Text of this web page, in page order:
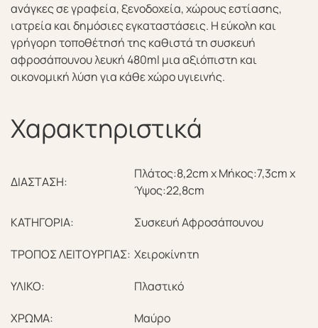
ανάγκες σε γραφεία, ξενοδοχεία, χώρους εστίασης,
ιατρεία και δημόσιες εγκαταστάσεις. Η εύκολη και
γρήγορη τοποθέτησή της καθιστά τη συσκευή
αφροσάπουνου λευκή 480ml μια αξιόπιστη και
οικονομική λύση για κάθε χώρο υγιεινής.
Χαρακτηριστικά
ΔΙΑΣΤΑΣΗ:
Πλάτος:8,2cm x Μήκος:7,3cm x
Ύψος:22,8cm
ΚΑΤΗΓΟΡΙΑ: Συσκευή Αφροσάπουνου
ΤΡΟΠΟΣ ΛΕΙΤΟΥΡΓΙΑΣ: Χειροκίνητη
ΥΛΙΚΟ: Πλαστικό
ΧΡΩΜΑ: Μαύρο